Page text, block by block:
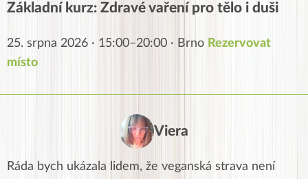
Základní kurz: Zdravé vaření pro tělo i duši
25. srpna 2026 · 15:00–20:00 · Brno Rezervovat
místo
Viera
Ráda bych ukázala lidem, že veganská strava není